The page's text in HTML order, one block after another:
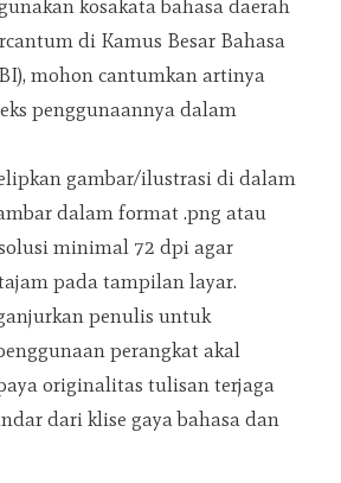
kosakata bahasa daerah
di Kamus Besar Bahasa
mohon cantumkan artinya
penggunaannya dalam
gambar/ilustrasi di dalam
dalam format .png atau
minimal 72 dpi agar
pada tampilan layar.
penulis untuk
perangkat akal
originalitas tulisan terjaga
dari klise gaya bahasa dan